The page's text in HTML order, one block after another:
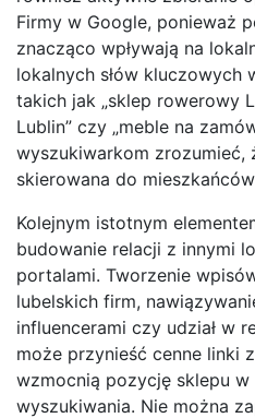
Firmy w Google, ponieważ
znacząco wpływają na
lokalnych słów kluczowych
takich jak „sklep rowerowy
Lublin” czy „meble na
wyszukiwarkom zrozumieć,
skierowana do
Kolejnym istotnym
budowanie relacji z innymi
portalami. Tworzenie
lubelskich firm,
influencerami czy udział w
może przynieść cenne linki
wzmocnią pozycję sklepu
wyszukiwania. Nie można